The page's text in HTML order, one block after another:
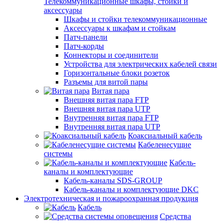
аксессуары
Шкафы и стойки телекоммуникационные
Аксессуары к шкафам и стойкам
Патч-панели
Патч-корды
Коннекторы и соединители
Устройства для электрических кабелей связи
Горизонтальные блоки розеток
Разъемы для витой пары
Витая пара
Внешняя витая пара FTP
Внешняя витая пара UTP
Внутренняя витая пара FTP
Внутренняя витая пара UTP
Коаксиальный кабель
Кабеленесущие
системы
Кабель-
каналы и комплектующие
Кабель-каналы SDS-GROUP
Кабель-каналы и комплектующие DKC
Электротехническая и пожароохранная продукция
Кабель
Средства